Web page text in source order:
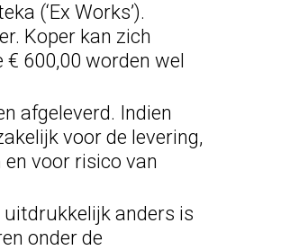
(‘Ex Works’).
Koper kan zich
600,00 worden wel
afgeleverd. Indien
voor de levering,
voor risico van
anders is
onder de